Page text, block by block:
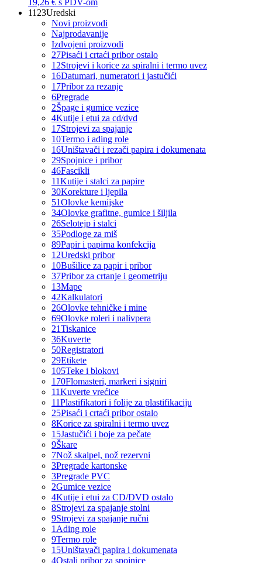
19,26 € s PDV-om
1123Uredski
Novi proizvodi
Najprodavanije
Izdvojeni proizvodi
27Pisaći i crtaći pribor ostalo
12Strojevi i korice za spiralni i termo uvez
16Datumari, numeratori i jastučići
17Pribor za rezanje
6Pregrade
2Špage i gumice vezice
4Kutije i etui za cd/dvd
17Strojevi za spajanje
10Termo i ading role
16Uništavači i rezači papira i dokumenata
29Spojnice i pribor
46Fascikli
11Kutije i stalci za papire
30Korekture i ljepila
51Olovke kemijske
34Olovke grafitne, gumice i šiljila
26Selotejp i stalci
35Podloge za miš
89Papir i papirna konfekcija
12Uredski pribor
10Bušilice za papir i pribor
37Pribor za crtanje i geometriju
13Mape
42Kalkulatori
26Olovke tehničke i mine
69Olovke roleri i nalivpera
21Tiskanice
36Kuverte
50Registratori
29Etikete
105Teke i blokovi
170Flomasteri, markeri i signiri
11Kuverte vrećice
11Plastifikatori i folije za plastifikaciju
25Pisaći i crtaći pribor ostalo
8Korice za spiralni i termo uvez
15Jastučići i boje za pečate
9Škare
7Nož skalpel, nož rezervni
3Pregrade kartonske
3Pregrade PVC
2Gumice vezice
4Kutije i etui za CD/DVD ostalo
8Strojevi za spajanje stolni
9Strojevi za spajanje ručni
1 Ading role
9Termo role
15Uništavači papira i dokumenata
4Ostali pribor za spojnice